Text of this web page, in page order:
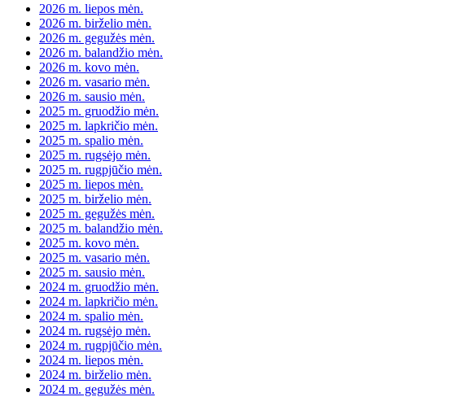
2026 m. liepos mėn.
2026 m. birželio mėn.
2026 m. gegužės mėn.
2026 m. balandžio mėn.
2026 m. kovo mėn.
2026 m. vasario mėn.
2026 m. sausio mėn.
2025 m. gruodžio mėn.
2025 m. lapkričio mėn.
2025 m. spalio mėn.
2025 m. rugsėjo mėn.
2025 m. rugpjūčio mėn.
2025 m. liepos mėn.
2025 m. birželio mėn.
2025 m. gegužės mėn.
2025 m. balandžio mėn.
2025 m. kovo mėn.
2025 m. vasario mėn.
2025 m. sausio mėn.
2024 m. gruodžio mėn.
2024 m. lapkričio mėn.
2024 m. spalio mėn.
2024 m. rugsėjo mėn.
2024 m. rugpjūčio mėn.
2024 m. liepos mėn.
2024 m. birželio mėn.
2024 m. gegužės mėn.